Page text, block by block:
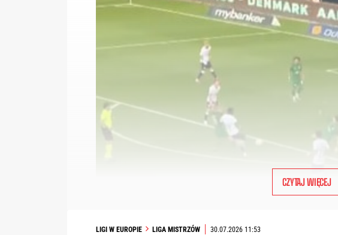
CZYTAJ WIĘCEJ
LIGI W EUROPIE LIGA MISTRZÓW 30.07.2026 11:53